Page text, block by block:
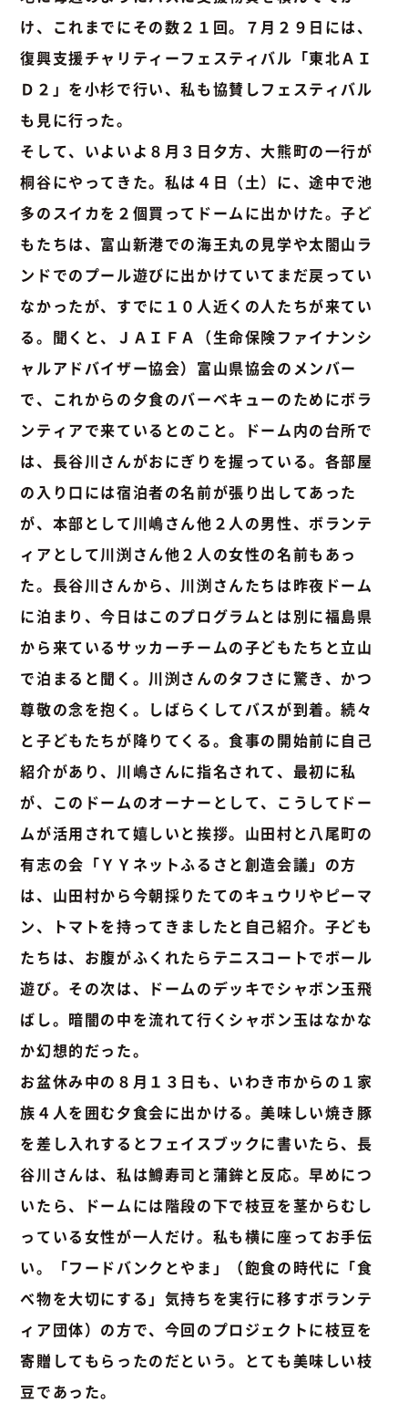
け、これまでにその数２１回。７月２９日には、
復興支援チャリティーフェスティバル「東北ＡＩ
Ｄ２」を小杉で行い、私も協賛しフェスティバル
も見に行った。
そして、いよいよ８月３日夕方、大熊町の一行が
桐谷にやってきた。私は４日（土）に、途中で池
多のスイカを２個買ってドームに出かけた。子ど
もたちは、富山新港での海王丸の見学や太閤山ラ
ンドでのプール遊びに出かけていてまだ戻ってい
なかったが、すでに１０人近くの人たちが来てい
る。聞くと、ＪＡＩＦＡ（生命保険ファイナンシ
ャルアドバイザー協会）富山県協会のメンバー
で、これからの夕食のバーベキューのためにボラ
ンティアで来ているとのこと。ドーム内の台所で
は、長谷川さんがおにぎりを握っている。各部屋
の入り口には宿泊者の名前が張り出してあった
が、本部として川嶋さん他２人の男性、ボランテ
ィアとして川渕さん他２人の女性の名前もあっ
た。長谷川さんから、川渕さんたちは昨夜ドーム
に泊まり、今日はこのプログラムとは別に福島県
から来ているサッカーチームの子どもたちと立山
で泊まると聞く。川渕さんのタフさに驚き、かつ
尊敬の念を抱く。しばらくしてバスが到着。続々
と子どもたちが降りてくる。食事の開始前に自己
紹介があり、川嶋さんに指名されて、最初に私
が、このドームのオーナーとして、こうしてドー
ムが活用されて嬉しいと挨拶。山田村と八尾町の
有志の会「ＹＹネットふるさと創造会議」の方
は、山田村から今朝採りたてのキュウリやピーマ
ン、トマトを持ってきましたと自己紹介。子ども
たちは、お腹がふくれたらテニスコートでボール
遊び。その次は、ドームのデッキでシャボン玉飛
ばし。暗闇の中を流れて行くシャボン玉はなかな
か幻想的だった。
お盆休み中の８月１３日も、いわき市からの１家
族４人を囲む夕食会に出かける。美味しい焼き豚
を差し入れするとフェイスブックに書いたら、長
谷川さんは、私は鱒寿司と蒲鉾と反応。早めにつ
いたら、ドームには階段の下で枝豆を茎からむし
っている女性が一人だけ。私も横に座ってお手伝
い。「フードバンクとやま」（飽食の時代に「食
べ物を大切にする」気持ちを実行に移すボランテ
ィア団体）の方で、今回のプロジェクトに枝豆を
寄贈してもらったのだという。とても美味しい枝
豆であった。